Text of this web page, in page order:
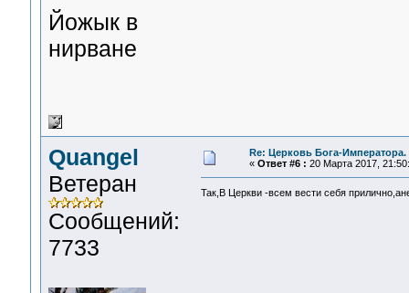
Йожык в
нирване
Quangel
Ветеран
Сообщений:
7733
Re: Церковь Бога-Императора.
« Ответ #6 : 20 Марта 2017,
Так,В Церкви -всем вести себя